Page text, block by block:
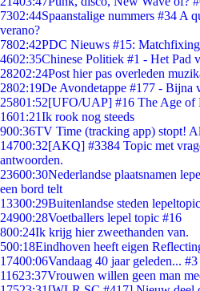
7302:44Spaanstalige nummers #34 A
verano?
7802:42PDC Nieuws #15: Matchfixing
4602:35Chinese Politiek #1 - Het Pad
28202:24Post hier pas overleden
2802:19De Avondetappe #177 - Bijna
25801:52[UFO/UAP] #16 The Age of
1601:21Ik rook nog steeds
900:36TV Time (tracking app) stopt!
14700:32[AKQ] #3384 Topic met
antwoorden.
23600:30Nederlandse plaatsnamen
een bord telt
13300:29Buitenlandse steden
24900:28Voetballers lepel topic #16
800:24Ik krijg hier zweethanden van.
500:18Eindhoven heeft eigen
17400:06Vandaag 40 jaar geleden... #3
11623:37Vrouwen willen geen man